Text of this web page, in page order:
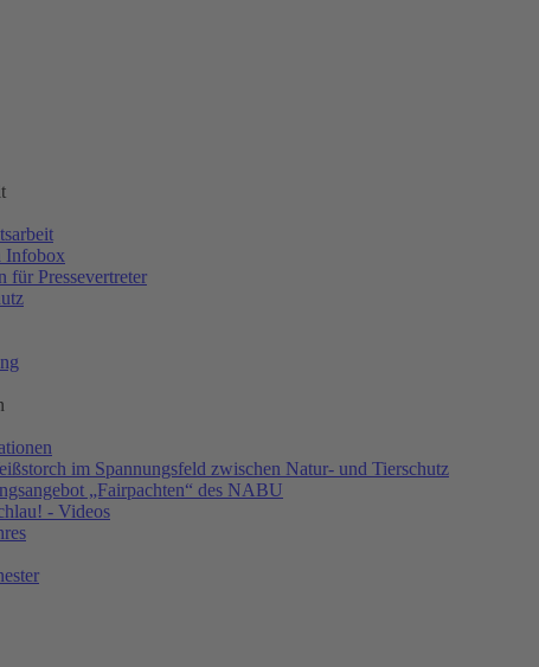
Infobox
für Pressevertreter
im Spannungsfeld zwischen Natur- und Tierschutz
„Fairpachten“ des NABU
- Videos